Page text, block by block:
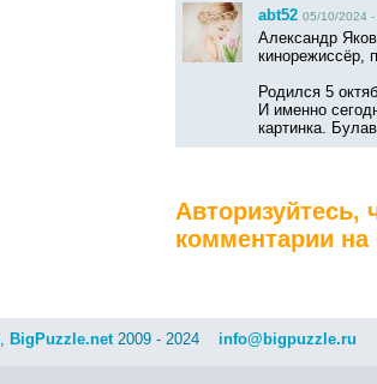
abt52 05/10/2024
Александр
кинорежиссёр,
Родился 5
И именно
картинка.
Авторизуйтесь,
комментарии на
, BigPuzzle.net2009 - 2024 info@bigpuzzle.ru